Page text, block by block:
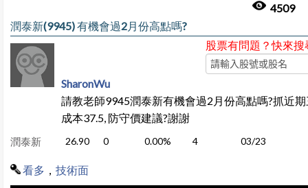
4509
潤泰新(9945) 有機會過2月份高點嗎?
股票有問題？快來搜
SharonWu
請教老師9945潤泰新有機會過2月份高點嗎?抓近
成本37.5, 防守價建議?謝謝
潤泰新 26.90 0 0.00% 4 03/23
看多 技術面